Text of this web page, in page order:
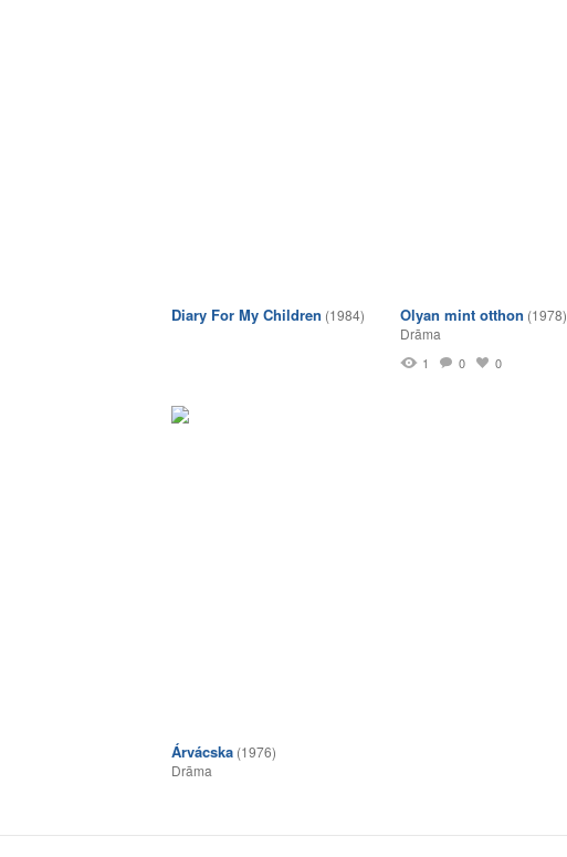
Diary For My Children (1984) Olyan mint otthon (1978)
Drāma
1 0 0
Árvácska (1976)
Drāma